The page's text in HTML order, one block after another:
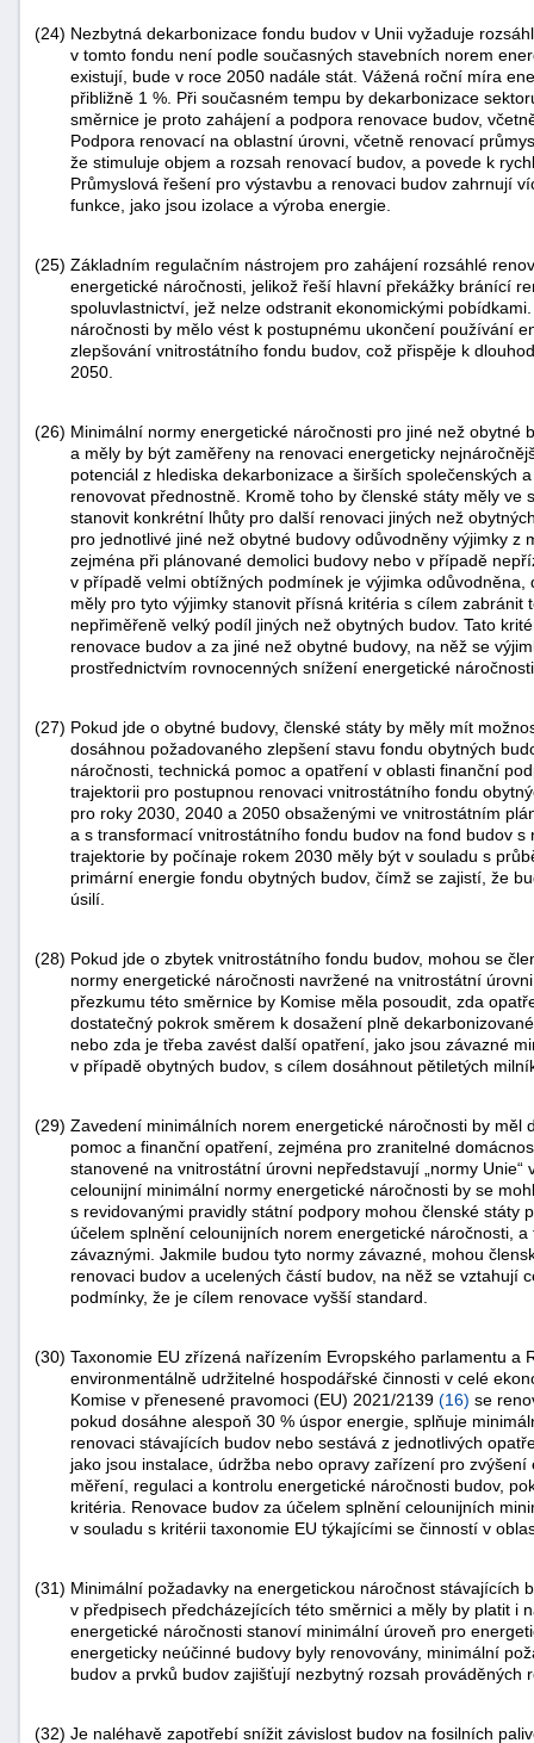
(24) Nezbytná dekarbonizace fondu budov v Unii vyžaduje
v tomto fondu není podle současných stavebních norem
existují, bude v roce 2050 nadále stát. Vážená roční míra
přibližně 1 %. Při současném tempu by dekarbonizace
směrnice je proto zahájení a podpora renovace budov,
Podpora renovací na oblastní úrovni, včetně renovací
že stimuluje objem a rozsah renovací budov, a povede k
Průmyslová řešení pro výstavbu a renovaci budov zahrnují
funkce, jako jsou izolace a výroba energie.
(25) Základním regulačním nástrojem pro zahájení rozsáhlé
energetické náročnosti, jelikož řeší hlavní překážky bránící
spoluvlastnictví, jež nelze odstranit ekonomickými
náročnosti by mělo vést k postupnému ukončení používání
zlepšování vnitrostátního fondu budov, což přispěje k
2050.
(26) Minimální normy energetické náročnosti pro jiné než obytné
a měly by být zaměřeny na renovaci energeticky
potenciál z hlediska dekarbonizace a širších společenských
renovovat přednostně. Kromě toho by členské státy měly
stanovit konkrétní lhůty pro další renovaci jiných než
pro jednotlivé jiné než obytné budovy odůvodněny výjimky z
zejména při plánované demolici budovy nebo v případě
v případě velmi obtížných podmínek je výjimka
měly pro tyto výjimky stanovit přísná kritéria s cílem zabránit
nepřiměřeně velký podíl jiných než obytných budov. Tato
renovace budov a za jiné než obytné budovy, na něž se
prostřednictvím rovnocenných snížení energetické
(27) Pokud jde o obytné budovy, členské státy by měly mít
dosáhnou požadovaného zlepšení stavu fondu obytných
náročnosti, technická pomoc a opatření v oblasti finanční
trajektorii pro postupnou renovaci vnitrostátního fondu
pro roky 2030, 2040 a 2050 obsaženými ve vnitrostátním
a s transformací vnitrostátního fondu budov na fond budov
trajektorie by počínaje rokem 2030 měly být v souladu s
primární energie fondu obytných budov, čímž se zajistí, že
úsilí.
(28) Pokud jde o zbytek vnitrostátního fondu budov, mohou se
normy energetické náročnosti navržené na vnitrostátní
přezkumu této směrnice by Komise měla posoudit, zda
dostatečný pokrok směrem k dosažení plně
nebo zda je třeba zavést další opatření, jako jsou závazné
v případě obytných budov, s cílem dosáhnout pětiletých
(29) Zavedení minimálních norem energetické náročnosti by
pomoc a finanční opatření, zejména pro zranitelné
stanovené na vnitrostátní úrovni nepředstavují „normy
celounijní minimální normy energetické náročnosti by se
s revidovanými pravidly státní podpory mohou členské státy
účelem splnění celounijních norem energetické náročnosti,
závaznými. Jakmile budou tyto normy závazné, mohou
renovaci budov a ucelených částí budov, na něž se vztahují
podmínky, že je cílem renovace vyšší standard.
(30) Taxonomie EU zřízená nařízením Evropského parlamentu a
environmentálně udržitelné hospodářské činnosti v celé
Komise v přenesené pravomoci (EU) 2021/2139 (16) se
pokud dosáhne alespoň 30 % úspor energie, splňuje
renovaci stávajících budov nebo sestává z jednotlivých
jako jsou instalace, údržba nebo opravy zařízení pro
měření, regulaci a kontrolu energetické náročnosti budov,
kritéria. Renovace budov za účelem splnění celounijních
v souladu s kritérii taxonomie EU týkajícími se činností v
(31) Minimální požadavky na energetickou náročnost stávajících
v předpisech předcházejících této směrnici a měly by platit i
energetické náročnosti stanoví minimální úroveň pro
energeticky neúčinné budovy byly renovovány, minimální
budov a prvků budov zajišťují nezbytný rozsah prováděných
(32) Je naléhavě zapotřebí snížit závislost budov na fosilních